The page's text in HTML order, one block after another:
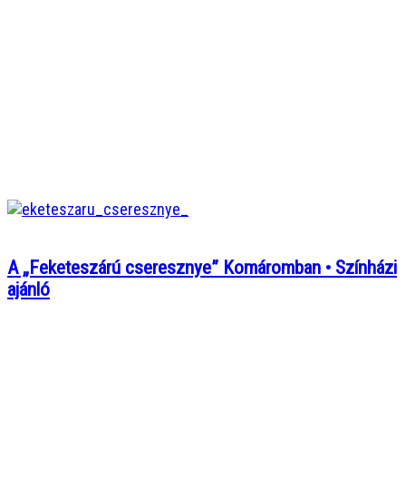
A „Feketeszárú cseresznye” Komáromban • Színházi
ajánló